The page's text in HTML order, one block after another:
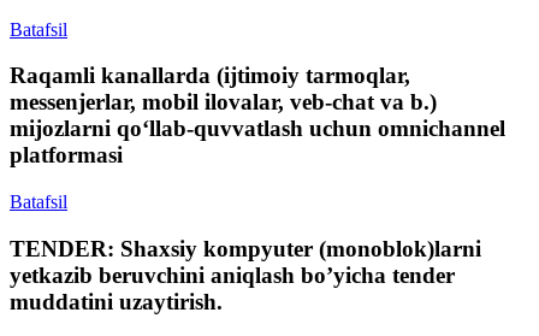
Batafsil
Raqamli kanallarda (ijtimoiy tarmoqlar,
messenjerlar, mobil ilovalar, veb-chat va b.)
mijozlarni qo‘llab-quvvatlash uchun omnichannel
platformasi
Batafsil
TENDER: Shaxsiy kompyuter (monoblok)larni
yetkazib beruvchini aniqlash bo’yicha tender
muddatini uzaytirish.